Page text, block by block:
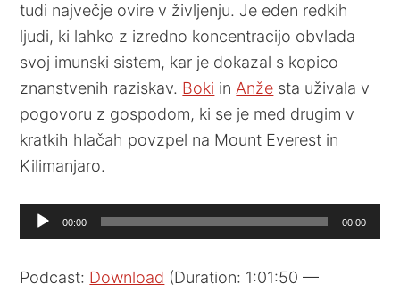
tudi največje ovire v življenju. Je eden redkih
ljudi, ki lahko z izredno koncentracijo obvlada
svoj imunski sistem, kar je dokazal s kopico
znanstvenih raziskav. Boki inAnže sta uživala v
pogovoru z gospodom, ki se je med drugim v
kratkih hlačah povzpel na Mount Everest in
Kilimanjaro.
Audio
Player
00:00 00:00
Podcast: Download (Duration: 1:01:50 —